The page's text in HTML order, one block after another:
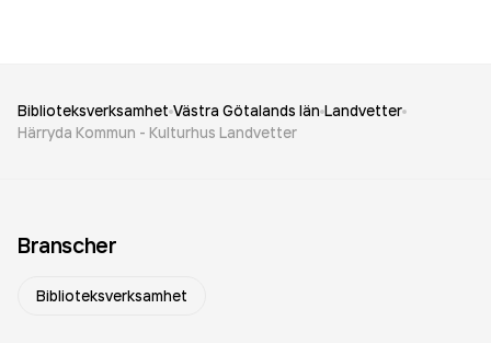
Biblioteksverksamhet Västra Götalands län Landvetter
Härryda Kommun - Kulturhus Landvetter
Branscher
Biblioteksverksamhet